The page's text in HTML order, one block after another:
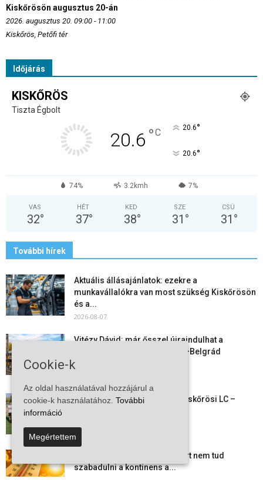
Kiskőrösön augusztus 20-án
2026. augusztus 20. 09:00 - 11:00
Kiskőrös, Petőfi tér
Időjárás
KISKŐRÖS
Tiszta Égbolt
20.6 °C 20.6°
20.6°
74% 3.2kmh 7%
VAS
32°
HÉT
37°
KED
38°
SZE
31 °
CSÜ
31 °
További hírek
Aktuális állásajánlatok: ezekre a
munkavállalókra van most szükség Kiskőrösön
és a...
2026-08-07
Vitézy Dávid: már ősszel újraindulhat a
személyszállítás a Budapest–Belgrád
vasútvonalon
Megkezdte a felkészülést a Kiskőrösi LC –
Mi történik Európa felett? Ezért nem tud
szabadulni a kontinens a...
Cookie-k
Az oldal használatával hozzájárul a
cookie-k használatához. További
információ
Megértettem